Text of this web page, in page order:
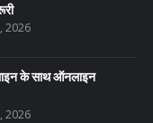
2026
के साथ ऑनलाइन
2026